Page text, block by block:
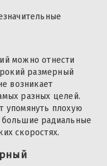
можно отнести
размерный
возникает
разных целей.
упомянуть плохую
радиальные
скоростях.